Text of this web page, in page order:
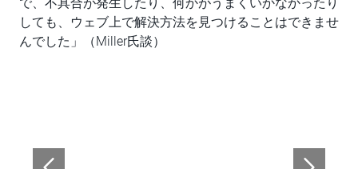
しても、ウェブ上で解決方法を見つけることはできませ
んでした」（Miller氏談）